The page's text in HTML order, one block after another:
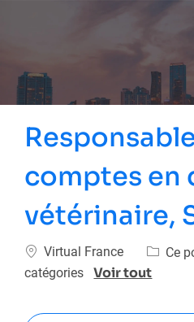
comptes en
vétérinaire,
Emplacement
Virtual France
Ce
catégories
Voir tout